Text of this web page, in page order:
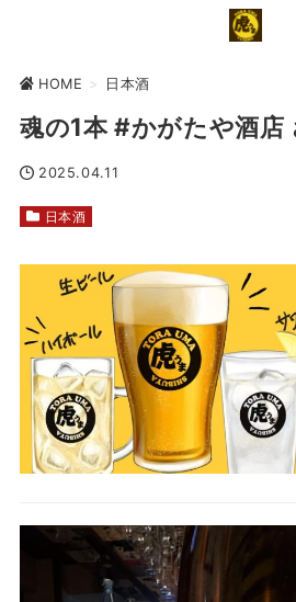
HOME > 日本酒
魂の1本 #かがたや酒店
2025.04.11
日本酒